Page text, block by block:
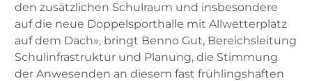
den zusätzlichen Schulraum und insbesondere
auf die neue Doppelsporthalle mit Allwetterplatz
auf dem Dach», bringt Benno Gut, Bereichsleitung
Schulinfrastruktur und Planung, die Stimmung
der Anwesenden an diesem fast frühlingshaften